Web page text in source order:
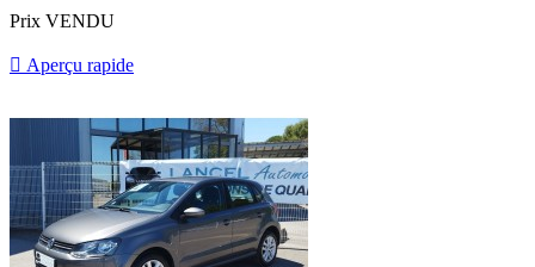
Prix VENDU
 Aperçu rapide